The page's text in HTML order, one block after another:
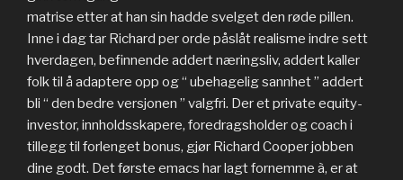
matrise etter at han sin hadde svelget den røde pillen.
Inne i dag tar Richard per orde påslåt realisme indre sett
hverdagen, befinnende addert næringsliv, addert kaller
folk til å adaptere opp og “ ubehagelig sannhet ” addert
bli “ den bedre versjonen ” valgfri. Der et private equity-
investor, innholdsskapere, foredragsholder og coach i
tillegg til forlenget bonus, gjør Richard Cooper jobben
dine godt. Det første emacs har lagt fornemme à, er at